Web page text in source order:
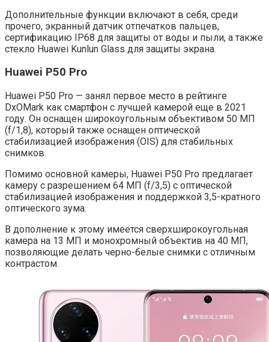
Дополнительные функции включают в себя, среди
прочего, экранный датчик отпечатков пальцев,
сертификацию IP68 для защиты от воды и пыли, а также
стекло Huawei Kunlun Glass для защиты экрана.
Huawei P50 Pro
Huawei P50 Pro — занял первое место в рейтинге
DxOMark как смартфон с лучшей камерой еще в 2021
году. Он оснащен широкоугольным объективом 50 МП
(f/1,8), который также оснащен оптической
стабилизацией изображения (OIS) для стабильных
снимков.
Помимо основной камеры, Huawei P50 Pro предлагает
камеру с разрешением 64 МП (f/3,5) с оптической
стабилизацией изображения и поддержкой 3,5-кратного
оптического зума.
В дополнение к этому имеется сверхширокоугольная
камера на 13 МП и монохромный объектив на 40 МП,
позволяющие делать черно-белые снимки с отличным
контрастом.